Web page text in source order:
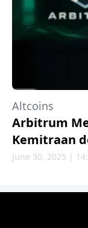
Altcoins
Arbitrum
Kemitraan
June 30, 2025 |